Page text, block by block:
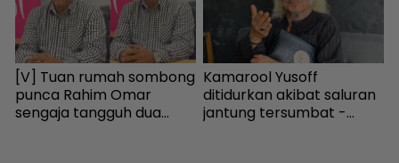
[V] Tuan rumah sombong
punca Rahim Omar
sengaja tangguh dua
Kamarool Yusoff
ditidurkan akibat saluran
jantung tersumbat -